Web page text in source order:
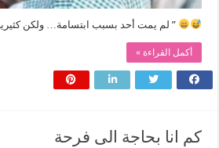
‏” لم يمت أحد بسبب ابتسامة… ولكن كثيرين
أكمل القراءة »
كم انا بحاجة الى فرحة